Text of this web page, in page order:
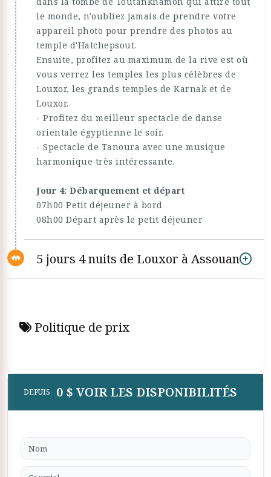
le monde, n'oubliez jamais de prendre votre
appareil photo pour prendre des photos au
temple d'Hatchepsout.
Ensuite, profitez au maximum de la rive est où
vous verrez les temples les plus célèbres de
Louxor, les grands temples de Karnak et de
Louxor.
- Profitez du meilleur spectacle de danse
orientale égyptienne le soir.
- Spectacle de Tanoura avec une musique
harmonique très intéressante.
Jour 4: Débarquement et départ
07h00 Petit déjeuner à bord
08h00 Départ après le petit déjeuner
5 jours 4 nuits de Louxor à Assouan
Politique de prix
DEPUIS 0 $ VOIR LES DISPONIBILITÉS